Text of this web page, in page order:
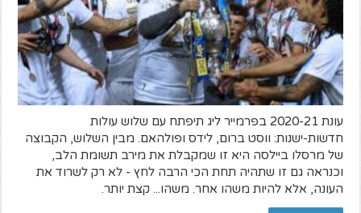
עונת 2020-21 בפרמייר ליג תיפתח עם שלוש עולות
חדשות-ישנות: ווסט ברום, לידס ופולהאם. מבין השלוש, הקבוצה
של מרסלו ביילסה היא זו שמקבלת את מירב תשומת הלב,
וכנראה גם זו שתהיה תחת הכי הרבה לחץ - לא רק לשרוד את
העונה, אלא להיות משהו אחר. משהו... קצת יותר.